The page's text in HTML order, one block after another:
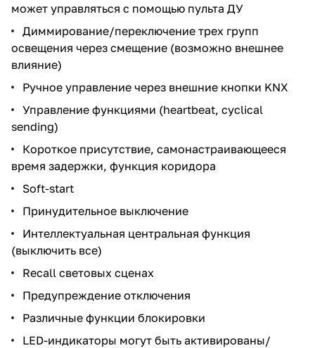
может управляться с помощью пульта ДУ
Диммирование/переключение трех групп
освещения через смещение (возможно внешнее
влияние)
Ручное управление через внешние кнопки KNX
Управление функциями (heartbeat, cyclical
sending)
Короткое присутствие, самонастраивающееся
время задержки, функция коридора
Soft-start
Принудительное выключение
Интеллектуальная центральная функция
(выключить все)
Recall световых сценах
Предупреждение отключения
Различные функции блокировки
LED-индикаторы могут быть активированы/